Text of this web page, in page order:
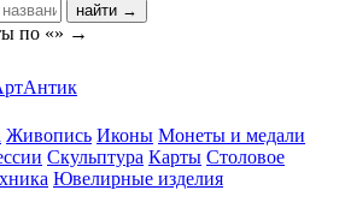
найти →
по «» →
Живопись Иконы Монеты и медали
Скульптура Карты Столовое
Ювелирные изделия